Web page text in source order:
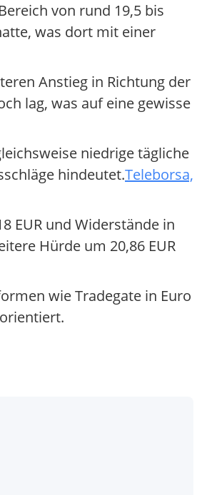
von rund 19,5 bis
was dort mit einer
Anstieg in Richtung der
lag, was auf eine gewisse
niedrige tägliche
hindeutet.Teleborsa,
EUR und Widerstände in
Hürde um 20,86 EUR
wie Tradegate in Euro